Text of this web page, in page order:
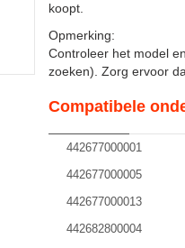
koopt.
Opmerking:
Controleer het model
zoeken). Zorg ervoor
Compatibele
442677000001
442677000005
442677000013
442682800004